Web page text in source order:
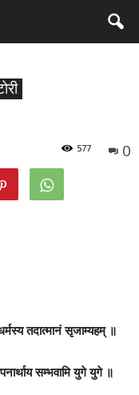
0
577
तदात्मानं सृजाम्यहम् ॥
सम्भवामि युगे युगे ॥